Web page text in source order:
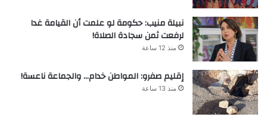
نبيلة منيب: حكومة لو علمت أن القيامة غدا
لرفعت ثمن سجادة الصلاة!
منذ 12 ساعة
إقليم صفرو: المواطن خدام… والجماعة ناعسة!
منذ 13 ساعة